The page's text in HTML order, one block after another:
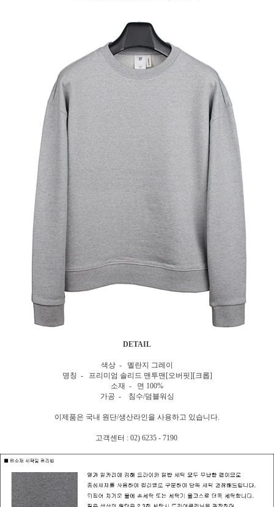
DETAIL
색상 - 멜란지 그레이
명칭 - 프리미엄 솔리드 맨투맨[오버핏][크롭]
소재 - 면 100%
가공 - 침수/덤블워싱
이제품은 국내 원단/생산라인을 사용하고 있습니다.
고객센터 : 02) 6235 - 7190